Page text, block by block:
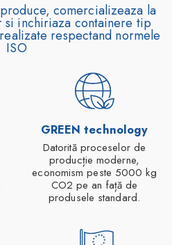
comercializeaza la
inchiriaza containere tip
respectand normele
ISO
GREEN technology
Datorită proceselor de
producție moderne,
economism peste 5000 kg
CO2 pe an față de
produsele standard.